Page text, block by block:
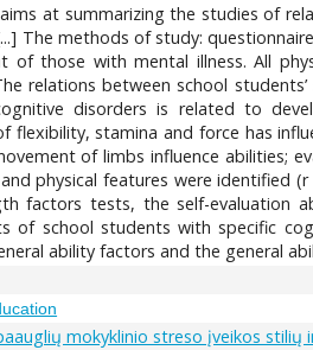
at summarizing the studies of
The methods of study:
of those with mental illness. All
relations between school
disorders is related to
flexibility, stamina and force has
of limbs influence abilities;
physical features were identified
factors tests, the self-evaluation
of school students with specific
ability factors and the general
mokyklinio streso įveikos stilių